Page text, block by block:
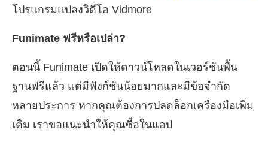
โปรแกรมแปลงวิดีโอ Vidmore
Funimate ฟรีหรือเปล่า?
ตอนนี้ Funimate เปิดให้ดาวน์โหลดในเวอร์ชันพื้น
ฐานฟรีแล้ว แต่มีฟังก์ชันน้อยมากและมีข้อจำกัด
หลายประการ หากคุณต้องการปลดล็อกเครื่องมือเพิ่ม
เติม เราขอแนะนำให้คุณซื้อในแอป